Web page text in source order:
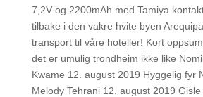
7,2V og 2200mAh med Tamiya
tilbake i den vakre hvite byen
transport til våre hoteller! Kort
det er umulig trondheim ikke like
Kwame 12. august 2019 Hyggelig fyr
Melody Tehrani 12. august 2019